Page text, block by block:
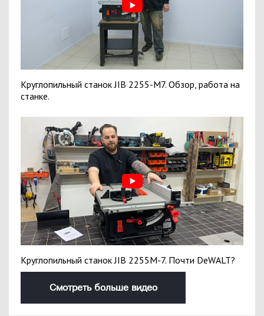
Круглопильный станок JIB 2255-M7. Обзор, работа на
станке.
Круглопильный станок JIB 2255M-7. Почти DeWALT?
Смотреть больше видео